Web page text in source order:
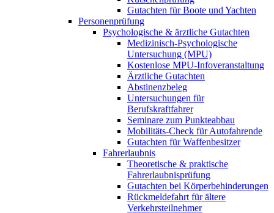
Gutachten für Boote und Yachten
Personenprüfung
Psychologische & ärztliche Gutachten
Medizinisch-Psychologische
Untersuchung (MPU)
Kostenlose MPU-Infoveranstaltung
Ärztliche Gutachten
Abstinenzbeleg
Untersuchungen für
Berufskraftfahrer
Seminare zum Punkteabbau
Mobilitäts-Check für Autofahrende
Gutachten für Waffenbesitzer
Fahrerlaubnis
Theoretische & praktische
Fahrerlaubnisprüfung
Gutachten bei Körperbehinderungen
Rückmeldefahrt für ältere
Verkehrsteilnehmer